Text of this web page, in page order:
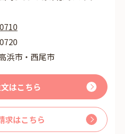
浜市・西尾市
はこちら
求はこちら